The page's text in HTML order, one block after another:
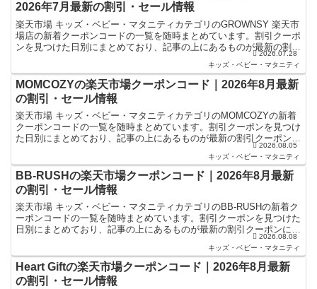
2026年7月最新の割引・セール情報
楽天市場 キッズ・ベビー・マタニティカテゴリのGROWNSY 楽天市
場店の新着クーポンコードの一覧を随時まとめています。割引クーポ
ンを見つけた日別にまとめており、記事の上にあるものが最新の割引
2026.07.28
キッズ・ベビー・マタニティ
MOMCOZYの楽天市場クーポンコード｜2026年8月最新
の割引・セール情報
楽天市場 キッズ・ベビー・マタニティカテゴリのMOMCOZYの新着
クーポンコードの一覧を随時まとめています。割引クーポンを見つけ
た日別にまとめており、記事の上にあるものが最新の割引クーポンに
なります。楽天スーパーセールやお買い物マラソンなど...
2026.08.05
キッズ・ベビー・マタニティ
BB-RUSHの楽天市場クーポンコード｜2026年8月最新
の割引・セール情報
楽天市場 キッズ・ベビー・マタニティカテゴリのBB-RUSHの新着ク
ーポンコードの一覧を随時まとめています。割引クーポンを見つけた
日別にまとめており、記事の上にあるものが最新の割引クーポンにな
2026.08.08
キッズ・ベビー・マタニティ
Heart Giftの楽天市場クーポンコード｜2026年8月最新
の割引・セール情報